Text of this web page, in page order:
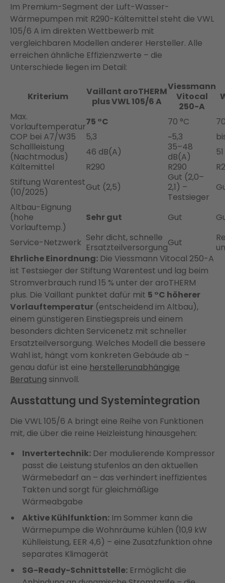
Im Premium-Segment der Luft-Wasser-
Wärmepumpen mit R290-Kältemittel steht die VWL
105/6 A im direkten Wettbewerb mit
vergleichbaren Modellen anderer Hersteller. Alle
erreichen ähnliche Effizienzwerte – die
Unterschiede liegen im Detail:
Kriterium
Vaillant aroTHERM
plus VWL 105/6 A
Viessmann
Vitocal
250-A
Max.
Vorlauftemperatur75 °C 70 °C
COP bei A7/W35
5,3 ~5,3
Schallleistung
(Nachtmodus)
46 dB(A)
35–48
dB(A)
Kältemittel
R290 R290
Stiftung Warentest
(10/2025)
Gut (2,5)
Gut (2,0–
2,1) –
Testsieger
Altbau-Eignung
(hohe
Vorlauftemp.)
Sehr gut Gut
Service-Netzwerk Sehr dicht, schnelle
ErsatzteilversorgungGut
Ehrliche Einordnung: Die Viessmann Vitocal 250-A
ist Testsieger der Stiftung Warentest und lag beim
Stromverbrauch rund 15 % unter der aroTHERM
plus. Die Vaillant punktet dafür mit 5 °C höherer
Vorlauftemperatur (entscheidend im Altbau),
einem günstigeren Einstiegspreis und einem
besonders dichten Servicenetz mit schneller
Ersatzteilversorgung. Welches Modell die bessere
Wahl ist, hängt vom konkreten Gebäude ab –
genau dafür ist eine herstellerunabhängige
Beratung sinnvoll.
Ausstattung und Systemintegration
Die VWL 105/6 A bringt eine Reihe von Funktionen
mit, die über die reine Heizleistung hinausgehen:
Invertertechnik: Der modulierende Kompressor
passt die Leistung stufenlos an den aktuellen
Wärmebedarf an – das verhindert ineffizientes
Takten und sorgt für gleichmäßige
Wärmeabgabe
Aktive Kühlfunktion: Im Sommer kann die
Wärmepumpe die Wohnräume kühlen (10,9 kW
Kühlleistung, EER 4,6) – eine Zusatzfunktion ohne
separates Klimagerät
SG-Ready-Schnittstelle: Ermöglicht die